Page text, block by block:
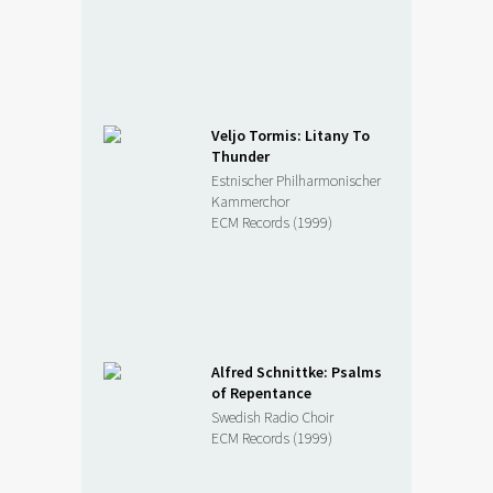
Veljo Tormis: Litany To
Thunder
Estnischer Philharmonischer
Kammerchor
ECM Records (1999)
Alfred Schnittke: Psalms
of Repentance
Swedish Radio Choir
ECM Records (1999)